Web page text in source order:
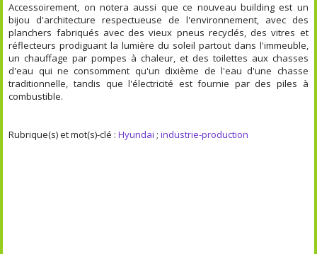
Accessoirement, on notera aussi que ce nouveau building est un
bijou d'architecture respectueuse de l'environnement, avec des
planchers fabriqués avec des vieux pneus recyclés, des vitres et
réflecteurs prodiguant la lumière du soleil partout dans l'immeuble,
un chauffage par pompes à chaleur, et des toilettes aux chasses
d'eau qui ne consomment qu'un dixième de l'eau d'une chasse
traditionnelle, tandis que l'électricité est fournie par des piles à
combustible.
Rubrique(s) et mot(s)-clé :Hyundai ;industrie-production